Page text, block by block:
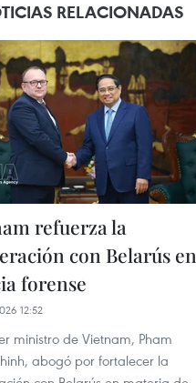
RELACIONADAS
refuerza la
con Belarús en
forense
12:52
ministro de Vietnam, Pham
abogó por fortalecer la